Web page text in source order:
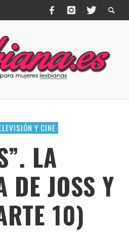
Y CINE
LA
DE JOSS Y
10)